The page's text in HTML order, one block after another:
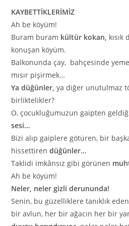
KAYBETTİKLERİMİZ
Ah be köyüm!
Buram buram kültür kokan,
konuşan köyüm.
Balkonunda çay, bahçesinde
mısır pişirmek…
Ya düğünler, ya diğer unutulmaz
birliktelikler?
O, çocukluğumuzun gaipten
sesi…
Bizi alıp gaiplere götüren, bir
hissettirendüğünler…
Taklidi imkânsız gibi görünen
Ah be köyüm!
Neler, neler gizli derununda!
Senin, bu güzelliklere tanıklık
bir avlun, her bir ağacın her bir